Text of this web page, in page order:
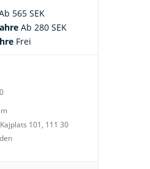
565 SEK
Ab 280 SEK
Frei
101, 111 30